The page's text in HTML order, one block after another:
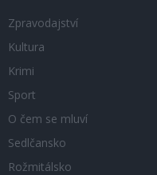
Zpravodajství
Kultura
Krimi
Sport
O čem se mluví
Sedlčansko
Rožmitálsko